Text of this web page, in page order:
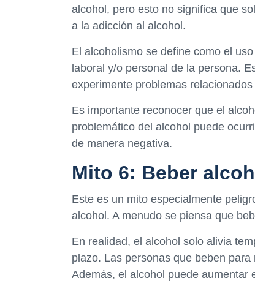
alcohol, pero esto no significa que
a la adicción al alcohol.
El alcoholismo se define como el
laboral y/o personal de la persona.
experimente problemas
Es importante reconocer que el
problemático del alcohol puede
de manera negativa.
Mito 6: Beber
Este es un mito especialmente
alcohol. A menudo se piensa que
En realidad, el alcohol solo alivia
plazo. Las personas que beben
Además, el alcohol puede aumentar